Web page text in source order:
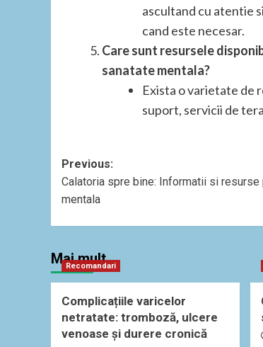
ascultand cu atentie
cand este necesar.
Care sunt resursele
sanatate mentala?
Exista o varietate de
suport, servicii de
Post
navigation
Previous:
Calatoria spre bine: Informatii si resurse
mentala
Mai mult
Recomandari
Complicațiile varicelor
netratate: tromboză, ulcere
venoase și durere cronică